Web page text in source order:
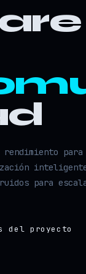
rendimiento
para
del proyecto